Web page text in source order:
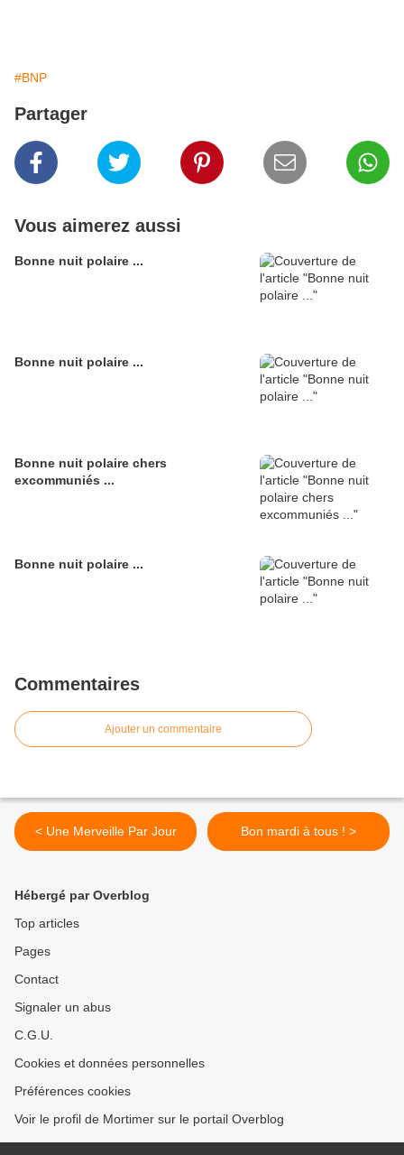
#BNP
Partager
Vous aimerez aussi
Bonne nuit polaire ...
Bonne nuit polaire ...
Bonne nuit polaire chers
excommuniés ...
Bonne nuit polaire ...
Commentaires
Ajouter un commentaire
< Une Merveille Par Jour Bon mardi à tous ! >
Hébergé par Overblog
Top articles
Pages
Contact
Signaler un abus
C.G.U.
Cookies et données personnelles
Préférences cookies
Voir le profil de Mortimer sur le portail Overblog